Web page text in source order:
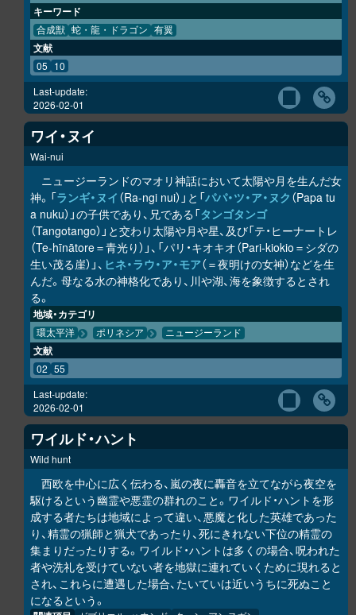
キーワード
合成獣 蛇・龍・ドラゴン 有翼
文献
05 10
Last-update:
2026-02-01
ワイ・ヌイ
Wai-nui
ニュージーランドのマオリ神話において太陽や月を生んだ女
神。「ラ ンギ・ヌイ （Ra-ngi nui）」と「パパ・ツ・ア・ヌク （Papa tu
a nuku）」の子供であり、兄である「タンゴタンゴ
（Tangotango）」と交わり太陽や月や星、及び「テ・ヒーナートレ
（Te-hīnātore＝青光り）」、「パリ・キオキオ（Pari-kiokio＝シダの
生い茂る崖）」、 ヒネ・ラウ・ア・モア（＝夜明けの女神）などを生
んだ。母なる水の神格化であり、川や湖、海を象徴するとされ
る。
地域・カテゴリ
環太平洋 ポリネシア ニュージーランド
文献
02 55
Last-update:
2026-02-01
ワイルド・ハント
Wild hunt
西欧を中心に広く伝わる、嵐の夜に轟音を立てながら夜空を
駆けるという幽霊や悪霊の群れのこと。ワイルド・ハントを形
成する者たちは地域によって違い、悪魔と化した英雄であった
り、精霊の猟師と猟犬であったり、死にきれない下位の精霊の
集まりだったりする。ワイルド・ハントは多くの場合、呪われた
者や洗礼を受けていない者を地獄に連れていくために現れると
され、これらに遭遇した場合、たいていは近いうちに死ぬこと
になるという。